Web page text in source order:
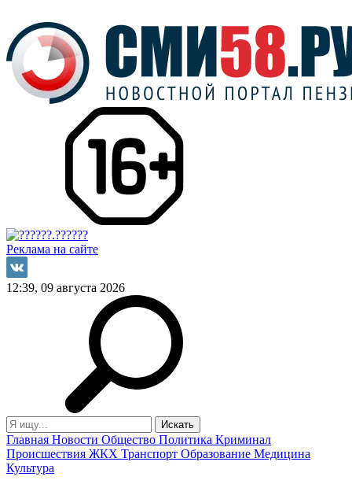
Реклама на сайте
12:39, 09 августа 2026
Главная Новости Общество Политика Криминал
Происшествия ЖКХ Транспорт Образование Медицина
Культура